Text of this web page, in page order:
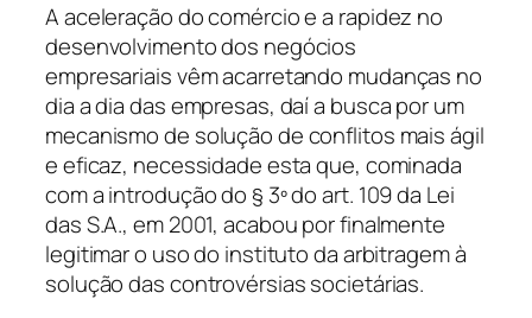
A aceleração do comércio e a rapidez no
desenvolvimento dos negócios
empresariais vêm acarretando mudanças no
dia a dia das empresas, daí a busca por um
mecanismo de solução de conflitos mais ágil
e eficaz, necessidade esta que, cominada
com a introdução do § 3º do art. 109 da Lei
das S.A., em 2001, acabou por finalmente
legitimar o uso do instituto da arbitragem à
solução das controvérsias societárias.